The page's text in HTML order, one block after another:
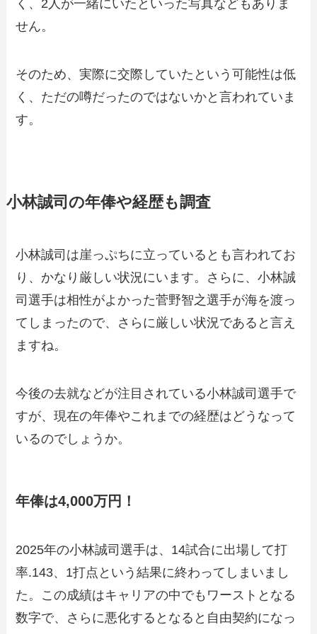
く、2人が一緒にいたといった写真などもありま
せん。
そのため、実際に交際していたという可能性は低
く、ただの噂だったのではないかと言われていま
す。
小林誠司の年俸や経歴も調査
小林誠司は崖っぷちに立っているとも言われてお
り、かなり厳しい状況にいます。さらに、小林誠
司選手は相性がよかった菅野智之選手が海を渡っ
てしまったので、さらに厳しい状況であると言え
ますね。
今後の去就などが注目されている小林誠司選手で
すが、現在の年俸やこれまでの経歴はどうなって
いるのでしょうか。
年俸は4,000万円！
2025年の小林誠司選手は、14試合に出場して打
率.143、1打点という結果に終わってしまいまし
た。この成績はキャリアの中でもワーストとなる
数字で、さらに悪化するとなると自由契約になっ